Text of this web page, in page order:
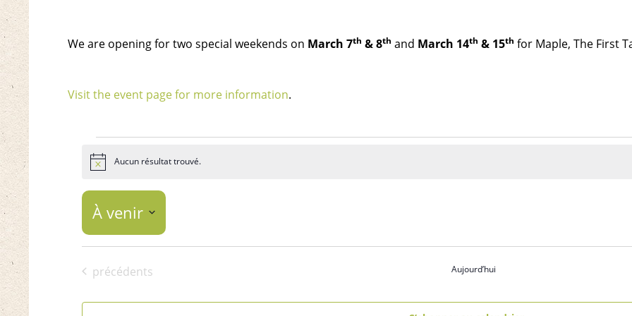
We are opening for two special weekends on March 7th & 8th and March 14th & 15th for Maple, The First
Visit the event page for more information.
Événements
NoticeAucun résultat trouvé.
À venir
Sélectionnez
dateÉvénements
précédents Aujourd’hui